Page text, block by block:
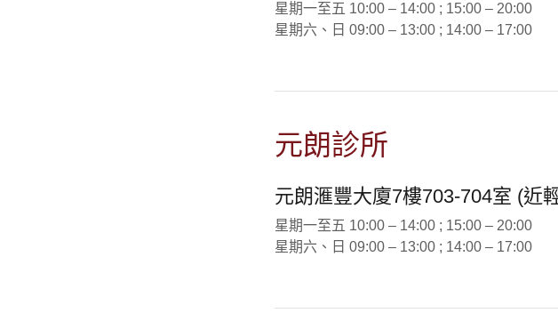
星期一至五 10:00 – 14:00 ; 15:00 – 20:00
星期六、日 09:00 – 13:00 ; 14:00 – 17:00
元朗診所
元朗滙豐大廈7樓703-704室 (近
星期一至五 10:00 – 14:00 ; 15:00 – 20:00
星期六、日 09:00 – 13:00 ; 14:00 – 17:00